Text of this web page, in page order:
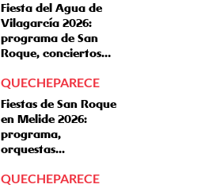
Fiesta del Agua de
Vilagarcía 2026:
programa de San
Roque, conciertos…
QUECHEPARECE
Fiestas de San Roque
en Melide 2026:
programa,
orquestas...
QUECHEPARECE